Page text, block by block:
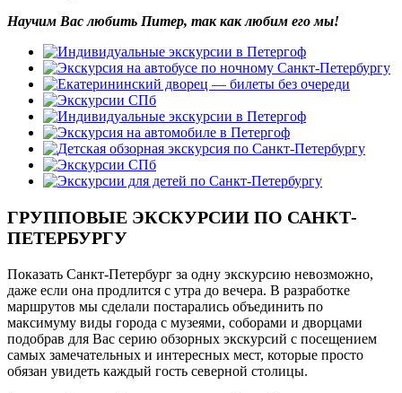
Научим Вас любить Питер, так как любим его мы!
ГРУППОВЫЕ ЭКСКУРСИИ ПО САНКТ-
ПЕТЕРБУРГУ
Показать Санкт-Петербург за одну экскурсию невозможно,
даже если она продлится с утра до вечера. В разработке
маршрутов мы сделали постарались объединить по
максимуму виды города с музеями, соборами и дворцами
подобрав для Вас серию обзорных экскурсий с посещением
самых замечательных и интересных мест, которые просто
обязан увидеть каждый гость северной столицы.